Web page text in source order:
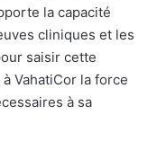
la capacité
cliniques et les
saisir cette
VahatiCor la force
à sa